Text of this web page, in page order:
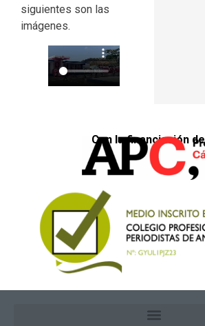
siguientes son las
imágenes.
Con la financiación